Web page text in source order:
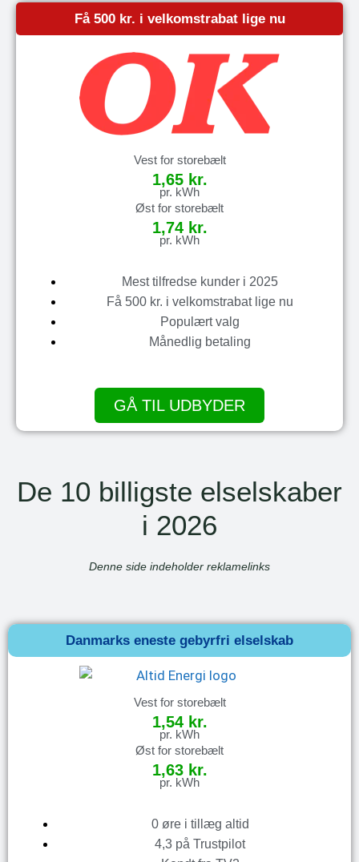
Få 500 kr. i velkomstrabat lige nu
Vest for storebælt
1,65 kr.
pr. kWh
Øst for storebælt
1,74 kr.
pr. kWh
Mest tilfredse kunder i 2025
Få 500 kr. i velkomstrabat lige nu
Populært valg
Månedlig betaling
GÅ TIL UDBYDER
De 10 billigste elselskaber
i 2026
Denne side indeholder reklamelinks
Danmarks eneste gebyrfri elselskab
Vest for storebælt
1,54 kr.
pr. kWh
Øst for storebælt
1,63 kr.
pr. kWh
0 øre i tillæg altid
4,3 på Trustpilot